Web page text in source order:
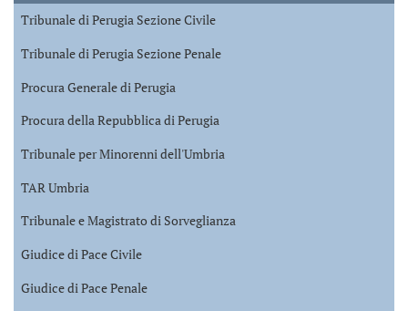
Tribunale di Perugia Sezione Civile
Tribunale di Perugia Sezione Penale
Procura Generale di Perugia
Procura della Repubblica di Perugia
Tribunale per Minorenni dell'Umbria
TAR Umbria
Tribunale e Magistrato di Sorveglianza
Giudice di Pace Civile
Giudice di Pace Penale